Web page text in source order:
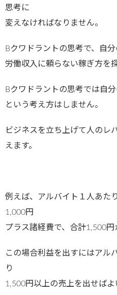
思考に
変えなければなりません。
Bクワドラントの思考で、自
労働収入に頼らない稼ぎ方を
Bクワドラントの思考では自
という考え方はしません。
ビジネスを立ち上げて人のレ
えます。
例えば、アルバイト１人あた
1,000円
プラス諸経費で、合計1,500円
この場合利益を出すにはアル
り
1,500円以上の売上を出せばよ